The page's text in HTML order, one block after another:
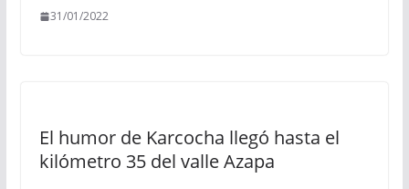
31/01/2022
El humor de Karcocha llegó hasta el
kilómetro 35 del valle Azapa